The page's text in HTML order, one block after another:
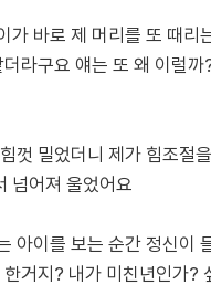
가 바로 제 머리를 또 때리
라구요 얘는 또 왜 이럴
껏 밀었더니 제가 힘조절
넘어져 울었어요
아이를 보는 순간 정신이
거지? 내가 미친년인가?